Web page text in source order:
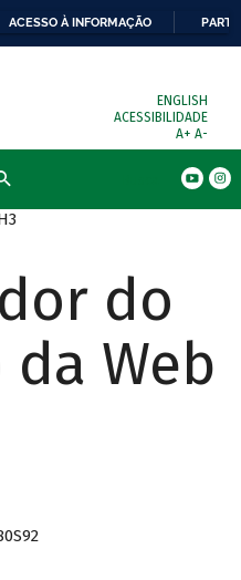
ACESSO À INFORMAÇÃO
ENGLISH
ACESSIBILIDADE
A+ A-
do
Web